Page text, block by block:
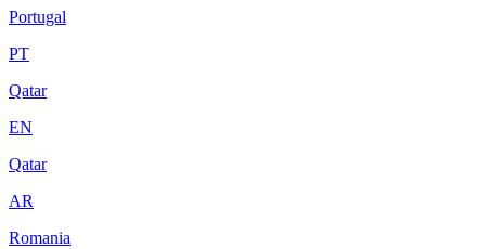
Portugal
PT
Qatar
EN
Qatar
AR
Romania